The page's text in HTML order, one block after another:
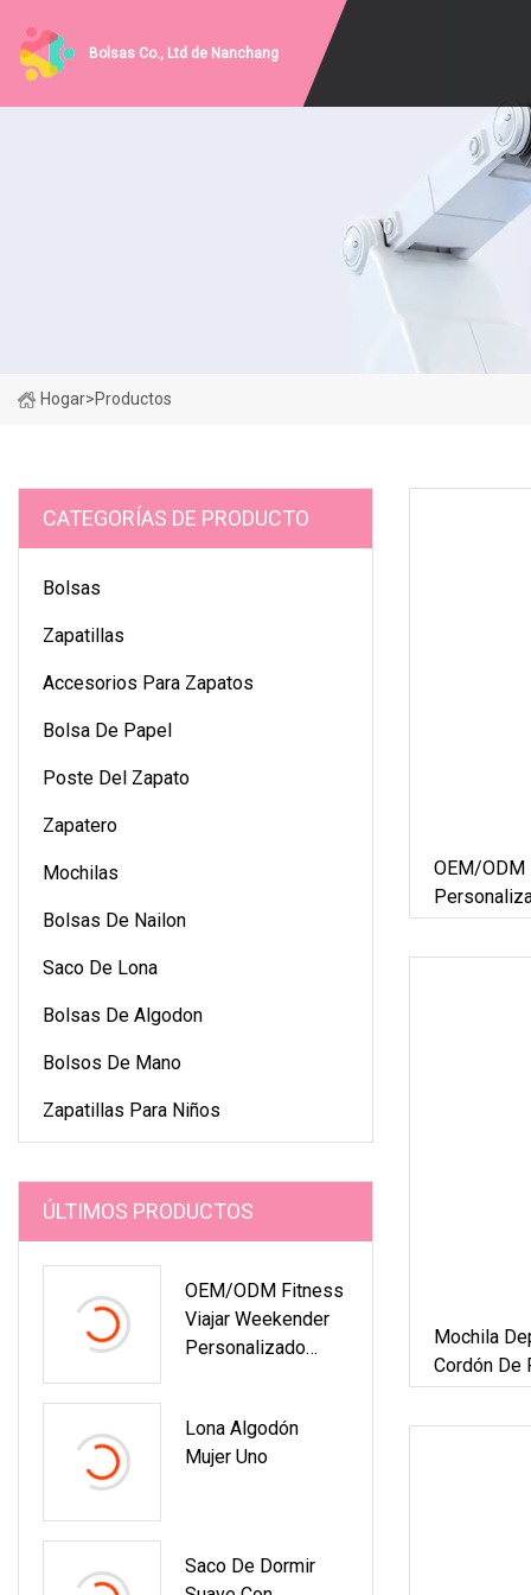
Bolsas Co., Ltd de Nanchang
Hogar>Productos
CATEGORÍAS DE PRODUCTO
Bolsas
Zapatillas
Accesorios Para Zapatos
Bolsa De Papel
Poste Del Zapato
Zapatero
Mochilas
Bolsas De Nailon
Saco De Lona
Bolsas De Algodon
Bolsos De Mano
Zapatillas Para Niños
ÚLTIMOS PRODUCTOS
OEM/ODM Fitness
Viajar Weekender
Personalizado
Libre Bolso De
Lona
De Viaje De
Lona Algodón
Mujer Uno
Saco De Dormir
OEM/ODM
Deporte Al
Mochila
Cordón De
Mochila